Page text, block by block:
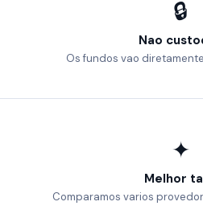
🔒
Nao
Os fundos vao
✦
Melhor
Comparamos varios